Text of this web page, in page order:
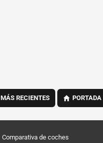
MÁS RECIENTES PORTADA
Comparativa de coches